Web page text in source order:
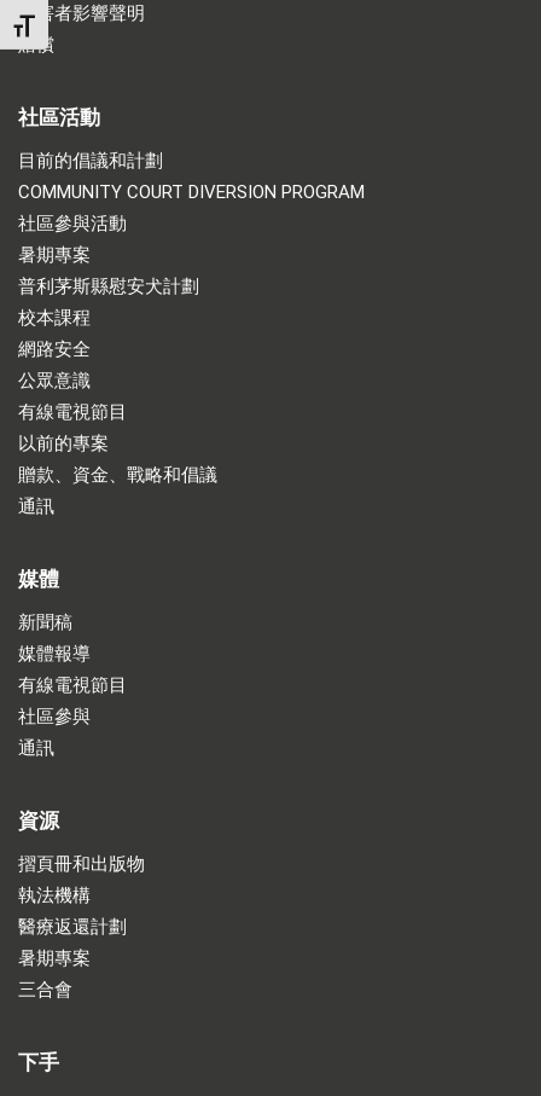
TOGGLE FONT SIZE
受害者影響聲明
賠償
社區活動
目前的倡議和計劃
COMMUNITY COURT DIVERSION PROGRAM
社區參與活動
暑期專案
普利茅斯縣慰安犬計劃
校本課程
網路安全
公眾意識
有線電視節目
以前的專案
贈款、資金、戰略和倡議
通訊
媒體
新聞稿
媒體報導
有線電視節目
社區參與
通訊
資源
摺頁冊和出版物
執法機構
醫療返還計劃
暑期專案
三合會
下手